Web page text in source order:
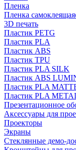
Пленка
Пленка
3D печать
Пластик PETG
Пластик PLA
Пластик ABS
Пластик TPU
Пластик PLA SILK
Пластик ABS
Пластик PLA
Пластик PLA
Презентационное
Аксессуары для
Проекторы
Экраны
Стеклянные демо-